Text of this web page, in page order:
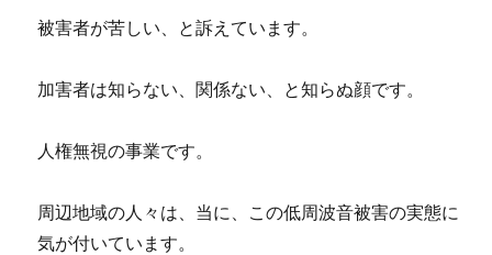
被害者が苦しい、と訴えています。
加害者は知らない、関係ない、と知らぬ顔です。
人権無視の事業です。
周辺地域の人々は、当に、この低周波音被害の実態に
気が付いています。